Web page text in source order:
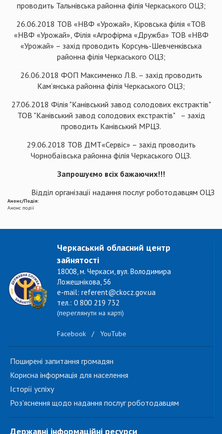
проводить Тальнівська районна філія Черкаського ОЦЗ;
26.06.2018 ТОВ «НВФ «Урожай», Кіровська філія «ТОВ
«НВФ «Урожай», Філія «Агрофірма «Дружба» ТОВ «НВФ
«Урожай» – захід проводить Корсунь-Шевченківська
районна філія Черкаського ОЦЗ;
26.06.2018 ФОП Максименко Л.В. – захід проводить
Кам’янська районна філія Черкаського ОЦЗ;
27.06.2018 Філія "Канівський завод солодових екстрактів"
ТОВ "Канівський завод солодових екстрактів" – захід
проводить Канівський МРЦЗ.
29.06.2018 ТОВ ДМТ«Сервіс» – захід проводить
Чорнобаївська районна філія Черкаського ОЦЗ.
Запрошуємо всіх бажаючих!!!
Відділ організації надання послуг роботодавцям ОЦЗ
Анонс/Подія:
Анонс події
Черкаський обласний центр
зайнятості
18008, м. Черкаси, вул. Володимира
Ложешнікова, 56
e-mail: referent@ckocz.gov.ua
тел.: 0 800 219 732
(переглянути на карті)
Facebook / YouTube
Поширені запитання громадян
Корисна інформація для населення
Історії успіху
Роз'яснення щодо надання послуг роботодавцям
Державні інформаційні ресурси